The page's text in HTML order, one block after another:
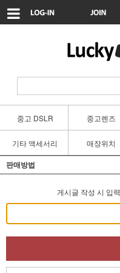
중고 DSLR 중고렌즈
기타 액세서리 매장위치
판매방법
게시글 작성 시 입